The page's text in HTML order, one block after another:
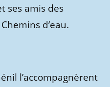
ses amis des
d’eau.
l’accompagnèrent